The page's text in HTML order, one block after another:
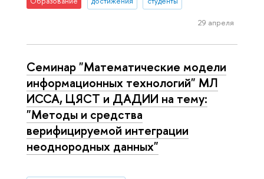
29 апреля
Семинар "Математические модели
информационных технологий" МЛ
ИССА, ЦЯСТ и ДАДИИ на тему:
"Методы и средства
верифицируемой интеграции
неоднородных данных"